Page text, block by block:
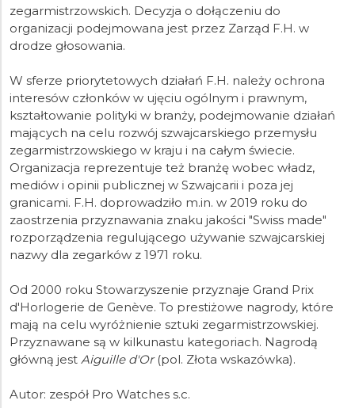
zegarmistrzowskich. Decyzja o dołączeniu do
organizacji podejmowana jest przez Zarząd F.H. w
drodze głosowania.
W sferze priorytetowych działań F.H. należy ochrona
interesów członków w ujęciu ogólnym i prawnym,
kształtowanie polityki w branży, podejmowanie działań
mających na celu rozwój szwajcarskiego przemysłu
zegarmistrzowskiego w kraju i na całym świecie.
Organizacja reprezentuje też branżę wobec władz,
mediów i opinii publicznej w Szwajcarii i poza jej
granicami. F.H. doprowadziło m.in. w 2019 roku do
zaostrzenia przyznawania znaku jakości "Swiss made"
rozporządzenia regulującego używanie szwajcarskiej
nazwy dla zegarków z 1971 roku.
Od 2000 roku Stowarzyszenie przyznaje Grand Prix
d'Horlogerie de Genève. To prestiżowe nagrody, które
mają na celu wyróżnienie sztuki zegarmistrzowskiej.
Przyznawane są w kilkunastu kategoriach. Nagrodą
główną jest Aiguille d'Or(pol. Złota wskazówka).
Autor: zespół Pro Watches s.c.